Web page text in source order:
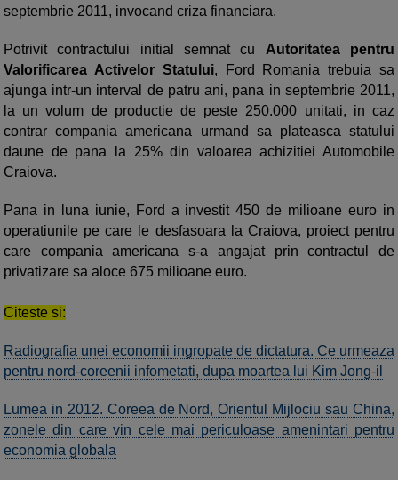
septembrie 2011, invocand criza financiara.
Potrivit contractului initial semnat cu Autoritatea pentru
Valorificarea Activelor Statului, Ford Romania trebuia sa
ajunga intr-un interval de patru ani, pana in septembrie 2011,
la un volum de productie de peste 250.000 unitati, in caz
contrar compania americana urmand sa plateasca statului
daune de pana la 25% din valoarea achizitiei Automobile
Craiova.
Pana in luna iunie, Ford a investit 450 de milioane euro in
operatiunile pe care le desfasoara la Craiova, proiect pentru
care compania americana s-a angajat prin contractul de
privatizare sa aloce 675 milioane euro.
Citeste si:
Radiografia unei economii ingropate de dictatura. Ce urmeaza
pentru nord-coreenii infometati, dupa moartea lui Kim Jong-il
Lumea in 2012. Coreea de Nord, Orientul Mijlociu sau China,
zonele din care vin cele mai periculoase amenintari pentru
economia globala